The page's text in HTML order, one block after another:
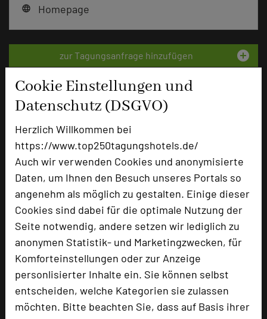
Cookie Einstellungen und
Datenschutz (DSGVO)
Herzlich Willkommen bei
https://www.top250tagungshotels.de/
Auch wir verwenden Cookies und anonymisierte
Daten, um Ihnen den Besuch unseres Portals so
angenehm als möglich zu gestalten. Einige dieser
Cookies sind dabei für die optimale Nutzung der
Seite notwendig, andere setzen wir lediglich zu
anonymen Statistik- und Marketingzwecken, für
Komforteinstellungen oder zur Anzeige
personlisierter Inhalte ein. Sie können selbst
entscheiden, welche Kategorien sie zulassen
möchten. Bitte beachten Sie, dass auf Basis ihrer
language Homepage
zur Tagungsanfrage hinzufügen add_circle
Bewertung
Tagungsplaner
Tagungsteilnehmer
Hotel bewerten
Hoteldaten
Max. Tagungskapazität (Personen)